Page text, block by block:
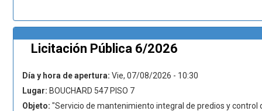
Licitación Pública 6/2026
Día y hora de apertura: Vie, 07/08/2026 - 10:30
Lugar: BOUCHARD 547 PISO 7
Objeto: "Servicio de mantenimiento integral de predios y control